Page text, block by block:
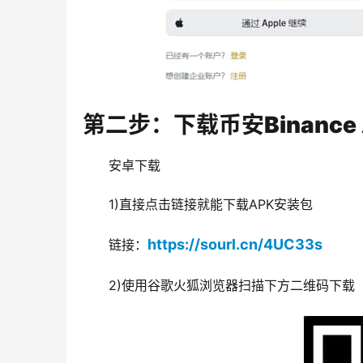
第二步：下载币安Binance
安卓下载
1)直接点击链接就能下载APK安装包
链接： https://sourl.cn/4UC33s
2)使用谷歌火狐浏览器扫描下方二维码下载